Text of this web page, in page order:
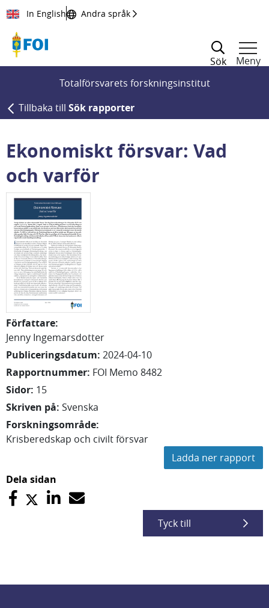
Till innehållet
In English Andra språk
Sök
Meny
Totalförsvarets forskningsinstitut
Tillbaka till Sök rapporter
Ekonomiskt försvar: Vad
och varför
Författare:
Jenny Ingemarsdotter
Publiceringsdatum: 2024-04-10
Rapportnummer: FOI Memo 8482
Sidor: 15
Skriven på: Svenska
Forskningsområde:
Krisberedskap och civilt försvar
Ladda ner rapport
Dela sidan
Tyck till